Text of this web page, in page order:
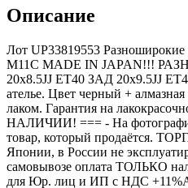
Описание
Лот UP33819553
M11C MADE IN JAPAN!!!
20x8.5JJ ET40 ЗАД 20x9.5JJ
ателье. Цвет черный +
лаком. Гарантия на
НАЛИЧИИ! === - На
товар, который продаётся.
Японии, в России не
самовывозе оплата ТОЛЬКО
для Юр. лиц и ИП с НДС